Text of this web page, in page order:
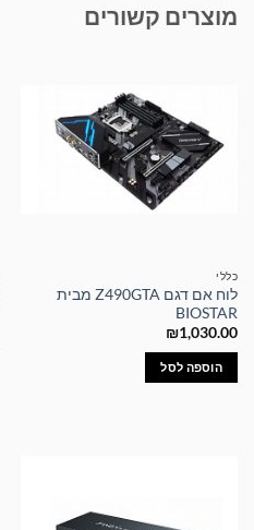
מוצרים קשורים
כללי
לוח אם דגם Z490GTA מבית
BIOSTAR
₪1,030.00
הוספה לסל